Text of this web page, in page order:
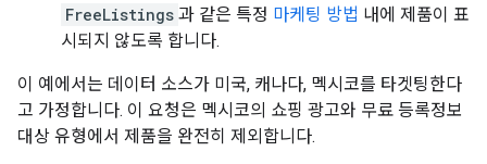
FreeListings 과 같은 특정 마케팅 방법 내에 제품이 표
시되지 않도록 합니다.
이 예에서는 데이터 소스가 미국, 캐나다, 멕시코를 타겟팅한다
고 가정합니다. 이 요청은 멕시코의 쇼핑 광고와 무료 등록정보
대상 유형에서 제품을 완전히 제외합니다.